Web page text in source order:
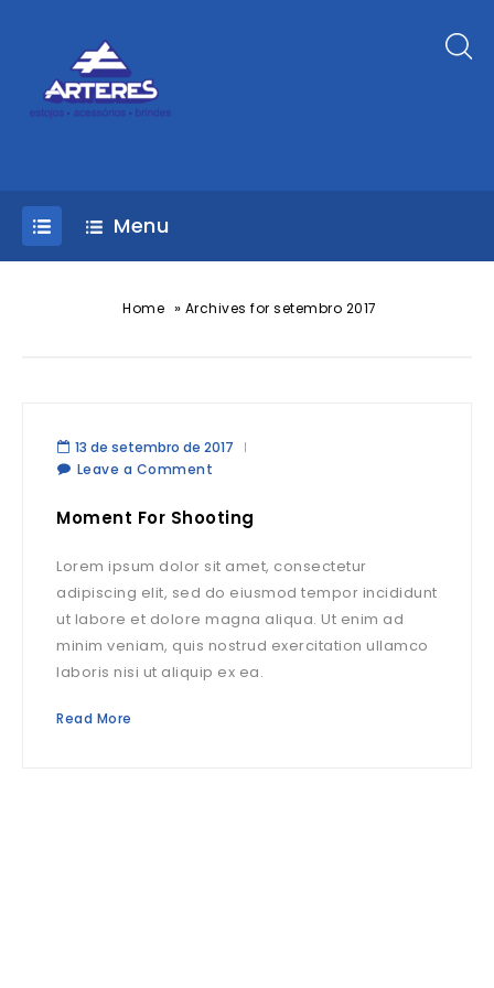
Menu
Home » Archives for setembro 2017
13 de setembro de 2017
Leave a Comment
Moment For Shooting
Lorem ipsum dolor sit amet, consectetur
adipiscing elit, sed do eiusmod tempor incididunt
ut labore et dolore magna aliqua. Ut enim ad
minim veniam, quis nostrud exercitation ullamco
laboris nisi ut aliquip ex ea.
Read More